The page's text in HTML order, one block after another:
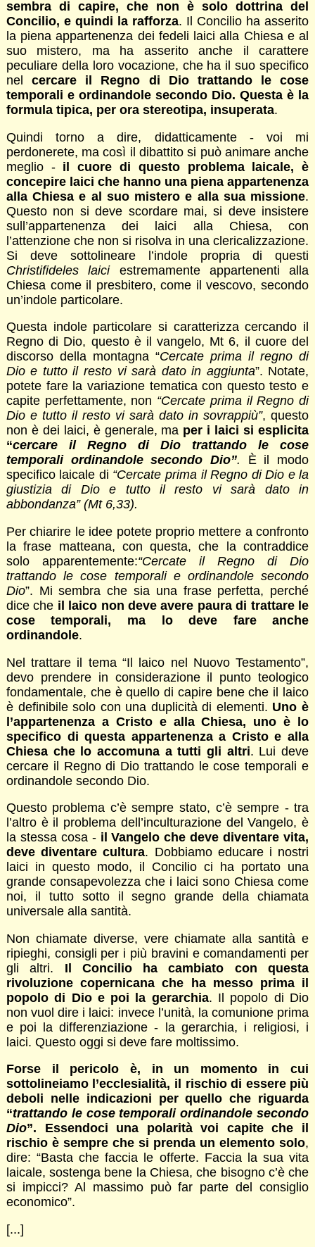
sembra di capire, che non è solo dottrina del
Concilio, e quindi la rafforza. Il Concilio ha asserito
la piena appartenenza dei fedeli laici alla Chiesa e al
suo mistero, ma ha asserito anche il carattere
peculiare della loro vocazione, che ha il suo specifico
nelcercare il Regno di Dio trattando le cose
temporali e ordinandole secondo Dio. Questa è la
formula tipica, per ora stereotipa, insuperata.
Quindi torno a dire, didatticamente - voi mi
perdonerete, ma così il dibattito si può animare anche
meglio - il cuore di questo problema laicale, è
concepire laici che hanno una piena appartenenza
alla Chiesa e al suo mistero e alla sua missione.
Questo non si deve scordare mai, si deve insistere
sull’appartenenza dei laici alla Chiesa, con
l’attenzione che non si risolva in una clericalizzazione.
Si deve sottolineare l’indole propria di questi
Christifideles laiciestremamente appartenenti alla
Chiesa come il presbitero, come il vescovo, secondo
un’indole particolare.
Questa indole particolare si caratterizza cercando il
Regno di Dio, questo è il vangelo, Mt 6, il cuore del
discorso della montagna “Cercate prima il regno di
Dio e tutto il resto vi sarà dato in aggiunta”. Notate,
potete fare la variazione tematica con questo testo e
capite perfettamente, non “Cercate prima il Regno di
Dio e tutto il resto vi sarà dato in sovrappiù”, questo
non è dei laici, è generale, ma per i laici si esplicita
“cercare il Regno di Dio trattando le cose
temporali ordinandole secondo Dio”. È il modo
specifico laicale di “Cercate prima il Regno di Dio e la
giustizia di Dio e tutto il resto vi sarà dato in
abbondanza” (Mt 6,33).
Per chiarire le idee potete proprio mettere a confronto
la frase matteana, con questa, che la contraddice
solo apparentemente:“Cercate il Regno di Dio
trattando le cose temporali e ordinandole secondo
Dio”. Mi sembra che sia una frase perfetta, perché
dice che il laico non deve avere paura di trattare le
cose temporali, ma lo deve fare anche
ordinandole.
Nel trattare il tema “Il laico nel Nuovo Testamento”,
devo prendere in considerazione il punto teologico
fondamentale, che è quello di capire bene che il laico
è definibile solo con una duplicità di elementi. Uno è
l’appartenenza a Cristo e alla Chiesa, uno è lo
specifico di questa appartenenza a Cristo e alla
Chiesa che lo accomuna a tutti gli altri. Lui deve
cercare il Regno di Dio trattando le cose temporali e
ordinandole secondo Dio.
Questo problema c’è sempre stato, c’è sempre - tra
l’altro è il problema dell’inculturazione del Vangelo, è
la stessa cosa - il Vangelo che deve diventare vita,
deve diventare cultura. Dobbiamo educare i nostri
laici in questo modo, il Concilio ci ha portato una
grande consapevolezza che i laici sono Chiesa come
noi, il tutto sotto il segno grande della chiamata
universale alla santità.
Non chiamate diverse, vere chiamate alla santità e
ripieghi, consigli per i più bravini e comandamenti per
gli altri. Il Concilio ha cambiato con questa
rivoluzione copernicana che ha messo prima il
popolo di Dio e poi la gerarchia. Il popolo di Dio
non vuol dire i laici: invece l’unità, la comunione prima
e poi la differenziazione - la gerarchia, i religiosi, i
laici. Questo oggi si deve fare moltissimo.
Forse il pericolo è, in un momento in cui
sottolineiamo l’ecclesialità, il rischio di essere più
deboli nelle indicazioni per quello che riguarda
“trattando le cose temporali ordinandole secondo
Dio”. Essendoci una polarità voi capite che il
rischio è sempre che si prenda un elemento solo,
dire: “Basta che faccia le offerte. Faccia la sua vita
laicale, sostenga bene la Chiesa, che bisogno c’è che
si impicci? Al massimo può far parte del consiglio
economico”.
[...]